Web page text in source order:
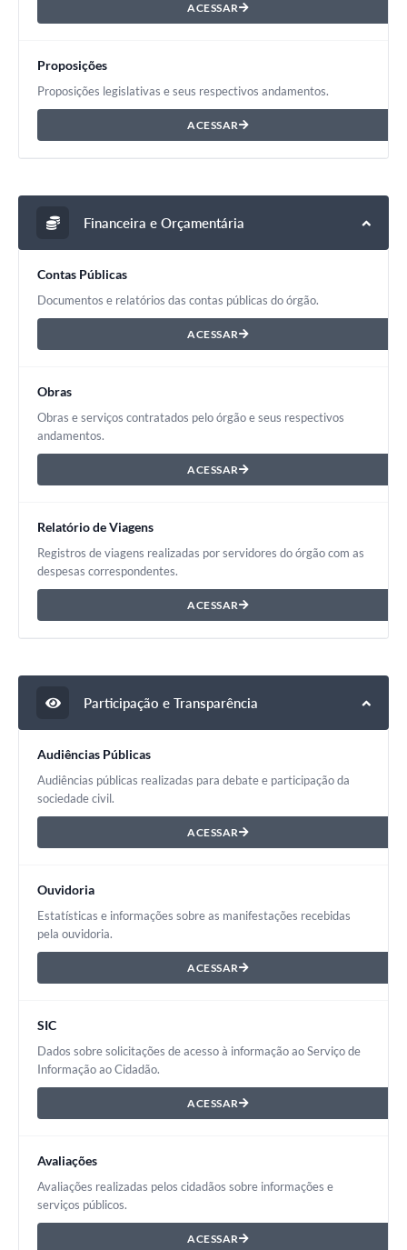
ACESSAR
Proposições
Proposições legislativas e seus respectivos andamentos.
ACESSAR
Financeira e Orçamentária
Contas Públicas
Documentos e relatórios das contas públicas do órgão.
ACESSAR
Obras
Obras e serviços contratados pelo órgão e seus respectivos
andamentos.
ACESSAR
Relatório de Viagens
Registros de viagens realizadas por servidores do órgão com as
despesas correspondentes.
ACESSAR
Participação e Transparência
Audiências Públicas
Audiências públicas realizadas para debate e participação da
sociedade civil.
ACESSAR
Ouvidoria
Estatísticas e informações sobre as manifestações recebidas
pela ouvidoria.
ACESSAR
SIC
Dados sobre solicitações de acesso à informação ao Serviço de
Informação ao Cidadão.
ACESSAR
Avaliações
Avaliações realizadas pelos cidadãos sobre informações e
serviços públicos.
ACESSAR